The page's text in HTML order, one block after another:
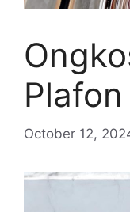
October 12,